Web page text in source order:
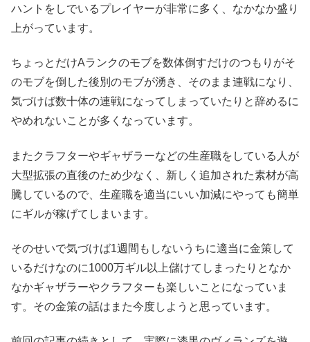
ハントをしでいるプレイヤーが非常に多く、なかなか盛り
上がっています。
ちょっとだけAランクのモブを数体倒すだけのつもりがそ
のモブを倒した後別のモブが湧き、そのまま連戦になり、
気づけば数十体の連戦になってしまっていたりと辞めるに
やめれないことが多くなっています。
またクラフターやギャザラーなどの生産職をしている人が
大型拡張の直後のため少なく、新しく追加された素材が高
騰しているので、生産職を適当にいい加減にやっても簡単
にギルが稼げてしまいます。
そのせいで気づけば1週間もしないうちに適当に金策して
いるだけなのに1000万ギル以上儲けてしまったりとなか
なかギャザラーやクラフターも楽しいことになっていま
す。その金策の話はまた今度しようと思っています。